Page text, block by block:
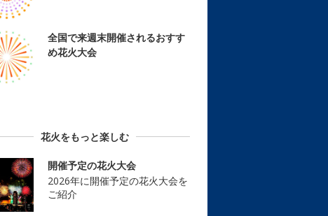
全国で来週末開催されるおすす
め花火大会
花火をもっと楽しむ
開催予定の花火大会
2026年に開催予定の花火大会を
ご紹介